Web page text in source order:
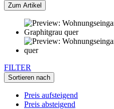
Zum Artikel
FILTER
Sortieren nach
Preis aufsteigend
Preis absteigend